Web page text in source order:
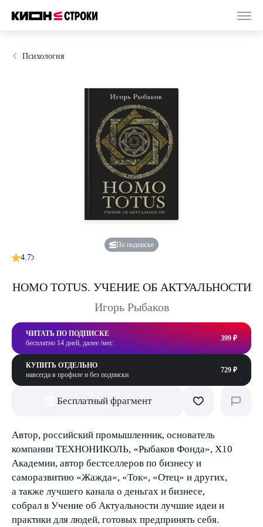
Психология
По подписке
4.7
HOMO TOTUS. УЧЕНИЕ ОБ АКТУАЛЬНОСТИ
Игорь Рыбаков
ЧИТАТЬ ПО ПОДПИСКЕ
бесплатно 14 дней, далее /мес
399 ₽
КУПИТЬ ОТДЕЛЬНО
навсегда в профиле и без подписки
729 ₽
Бесплатный фрагмент
Автор, российский промышленник, основатель
компании ТЕХНОНИКОЛЬ, «Рыбаков Фонда», X10
Академии, автор бестселлеров по бизнесу и
саморазвитию «Жажда», «Ток», «Отец» и других,
а также лучшего канала о деньгах и бизнесе,
собрал в Учение об Актуальности лучшие идеи и
практики для людей, готовых предпринять себя.